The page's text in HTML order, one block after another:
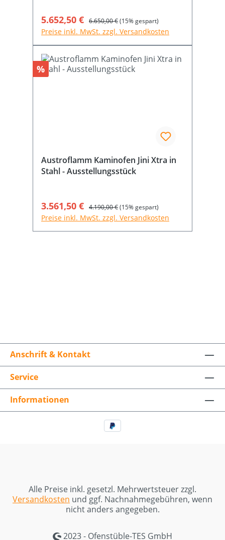
Verkaufspreis:
5.652,50 € Regulärer Preis:
6.650,00 €(15% gespart)
Preise inkl. MwSt. zzgl. Versandkosten
Rabatt
%
Austroflamm Kaminofen Jini Xtra in
Stahl - Ausstellungsstück
Verkaufspreis:
3.561,50 € Regulärer Preis:
4.190,00 €(15% gespart)
Preise inkl. MwSt. zzgl. Versandkosten
Anschrift & Kontakt
Service
Informationen
Alle Preise inkl. gesetzl. Mehrwertsteuer zzgl.
Versandkosten und ggf. Nachnahmegebühren, wenn
nicht anders angegeben.
2023 - Ofenstüble-TES GmbH